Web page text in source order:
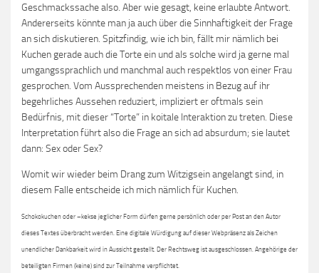
Geschmackssache also. Aber wie gesagt, keine erlaubte Antwort.
Andererseits könnte man ja auch über die Sinnhaftigkeit der Frage
an sich diskutieren. Spitzfindig, wie ich bin, fällt mir nämlich bei
Kuchen gerade auch die Torte ein und als solche wird ja gerne mal
umgangssprachlich und manchmal auch respektlos von einer Frau
gesprochen. Vom Aussprechenden meistens in Bezug auf ihr
begehrliches Aussehen reduziert, impliziert er oftmals sein
Bedürfnis, mit dieser “Torte” in koitale Interaktion zu treten. Diese
Interpretation führt also die Frage an sich ad absurdum; sie lautet
dann: Sex oder Sex?
Womit wir wieder beim Drang zum Witzigsein angelangt sind, in
diesem Falle entscheide ich mich nämlich für Kuchen.
Schokokuchen oder –kekse jeglicher Form dürfen gerne persönlich oder per Post an den Autor
dieses Textes überbracht werden. Eine digitale Würdigung auf dieser Webpräsenz als Zeichen
unendlicher Dankbarkeit wird in Aussicht gestellt. Der Rechtsweg ist ausgeschlossen. Angehörige der
beteiligten Firmen (keine) sind zur Teilnahme verpflichtet.